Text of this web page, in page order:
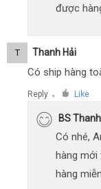
được
T Thanh Hải
Có ship hàng
Reply ● Like
BS
Có nhé,
hàng
hàng